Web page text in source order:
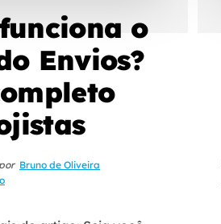
o
Envios?
por Bruno de Oliveira